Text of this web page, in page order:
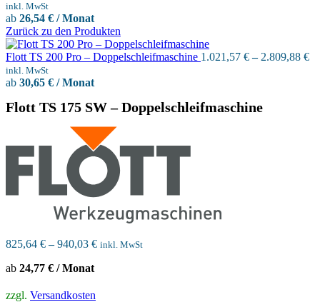
inkl. MwSt
ab 26,54 € / Monat
Zurück zu den Produkten
Flott TS 200 Pro – Doppelschleifmaschine 1.021,57 €– 2.809,88 €
inkl. MwSt
ab 30,65 € / Monat
Flott TS 175 SW – Doppelschleifmaschine
825,64 €–940,03 € inkl. MwSt
ab 24,77 € / Monat
zzgl. Versandkosten